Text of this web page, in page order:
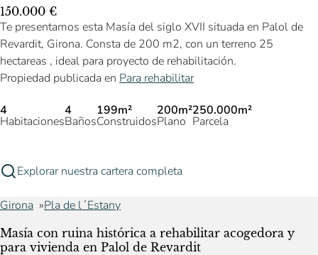
150.000 €
Te presentamos esta Masía del siglo XVII situada en Palol de
Revardit, Girona. Consta de 200 m2, con un terreno 25
hectareas , ideal para proyecto de rehabilitación.
Propiedad publicada en Para rehabilitar
4
Habitaciones
4
Baños
199m²
Construidos
200m²
Plano
250.000m²
Parcela
Explorar nuestra cartera completa
Girona Pla de l´Estany
Masía con ruina histórica a rehabilitar acogedora y
para vivienda en Palol de Revardit